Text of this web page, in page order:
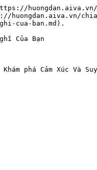
cua-ban.md).
Của Bạn